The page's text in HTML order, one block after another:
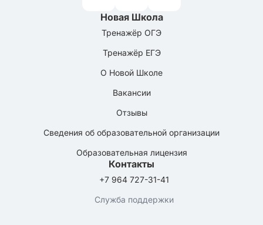
Новая Школа
Тренажёр ОГЭ
Тренажёр ЕГЭ
О Новой Школе
Вакансии
Отзывы
Сведения об образовательной организации
Образовательная лицензия
Контакты
+7 964 727-31-41
Служба поддержки